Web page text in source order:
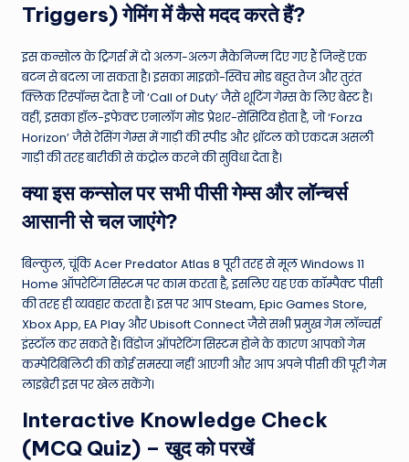
Triggers) गेमिंग में कैसे मदद करते हैं?
इस कन्सोल के ट्रिगर्स में दो अलग-अलग मैकेनिज्म दिए गए हैं जिन्हें एक
बटन से बदला जा सकता है। इसका माइक्रो-स्विच मोड बहुत तेज और तुरंत
क्लिक रिस्पॉन्स देता है जो ‘Call of Duty’ जैसे शूटिंग गेम्स के लिए बेस्ट है।
वहीं, इसका हॉल-इफेक्ट एनालॉग मोड प्रेशर-सेंसिटिव होता है, जो ‘Forza
Horizon’ जैसे रेसिंग गेम्स में गाड़ी की स्पीड और थ्रॉटल को एकदम असली
गाड़ी की तरह बारीकी से कंट्रोल करने की सुविधा देता है।
क्या इस कन्सोल पर सभी पीसी गेम्स और लॉन्चर्स
आसानी से चल जाएंगे?
बिल्कुल, चूंकि Acer Predator Atlas 8 पूरी तरह से मूल Windows 11
Home ऑपरेटिंग सिस्टम पर काम करता है, इसलिए यह एक कॉम्पैक्ट पीसी
की तरह ही व्यवहार करता है। इस पर आप Steam, Epic Games Store,
Xbox App, EA Play और Ubisoft Connect जैसे सभी प्रमुख गेम लॉन्चर्स
इंस्टॉल कर सकते हैं। विंडोज ऑपरेटिंग सिस्टम होने के कारण आपको गेम
कम्पेटिबिलिटी की कोई समस्या नहीं आएगी और आप अपने पीसी की पूरी गेम
लाइब्रेरी इस पर खेल सकेंगे।
Interactive Knowledge Check
(MCQ Quiz) – खुद को परखें